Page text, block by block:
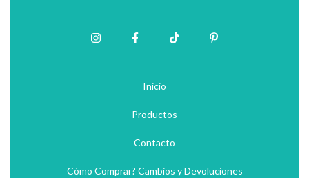
Inicio
Productos
Contacto
Cómo Comprar? Cambios y Devoluciones